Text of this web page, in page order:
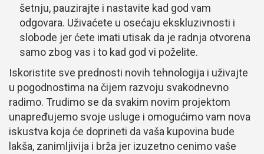
šetnju, pauzirajte i nastavite kad god vam
odgovara. Uživaćete u osećaju ekskluzivnosti i
slobode jer ćete imati utisak da je radnja otvorena
samo zbog vas i to kad god vi poželite.
Iskoristite sve prednosti novih tehnologija i uživajte
u pogodnostima na čijem razvoju svakodnevno
radimo. Trudimo se da svakim novim projektom
unapređujemo svoje usluge i omogućimo vam nova
iskustva koja će doprineti da vaša kupovina bude
lakša, zanimljivija i brža jer izuzetno cenimo vaše